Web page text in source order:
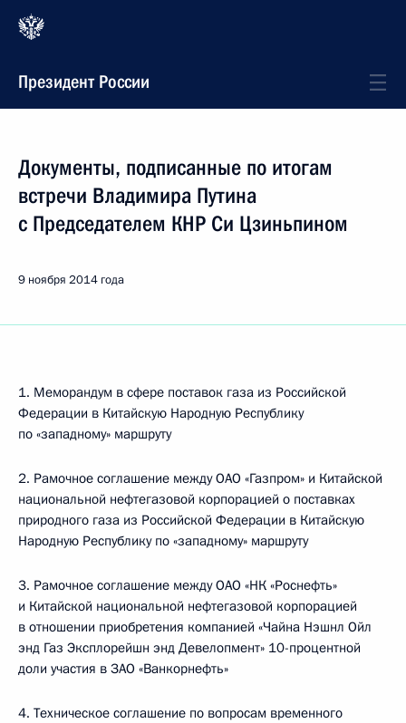
Президент России
Документы, подписанные по итогам
встречи Владимира Путина
с Председателем КНР Си Цзиньпином
9 ноября 2014 года
1. Меморандум в сфере поставок газа из Российской
Федерации в Китайскую Народную Республику
по «западному» маршруту
2. Рамочное соглашение между ОАО «Газпром» и Китайской
национальной нефтегазовой корпорацией о поставках
природного газа из Российской Федерации в Китайскую
Народную Республику по «западному» маршруту
3. Рамочное соглашение между ОАО «НК «Роснефть»
и Китайской национальной нефтегазовой корпорацией
в отношении приобретения компанией «Чайна Нэшнл Ойл
энд Газ Эксплорейшн энд Девелопмент» 10-процентной
доли участия в ЗАО «Ванкорнефть»
4. Техническое соглашение по вопросам временного